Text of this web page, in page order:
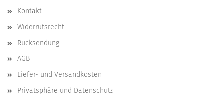
Kontakt
Widerrufsrecht
Rücksendung
AGB
Liefer- und Versandkosten
Privatsphäre und Datenschutz